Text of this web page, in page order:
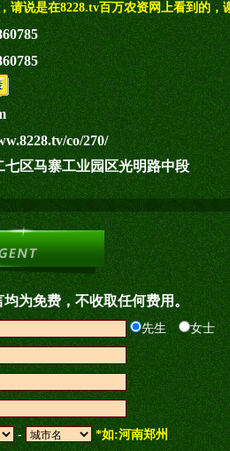
请说是在8228.tv百万农资网上看到的，
co/270/
七区马寨工业园区光明路中段
均为免费，不收取任何费用。
先生 女士
- *如:河南郑州